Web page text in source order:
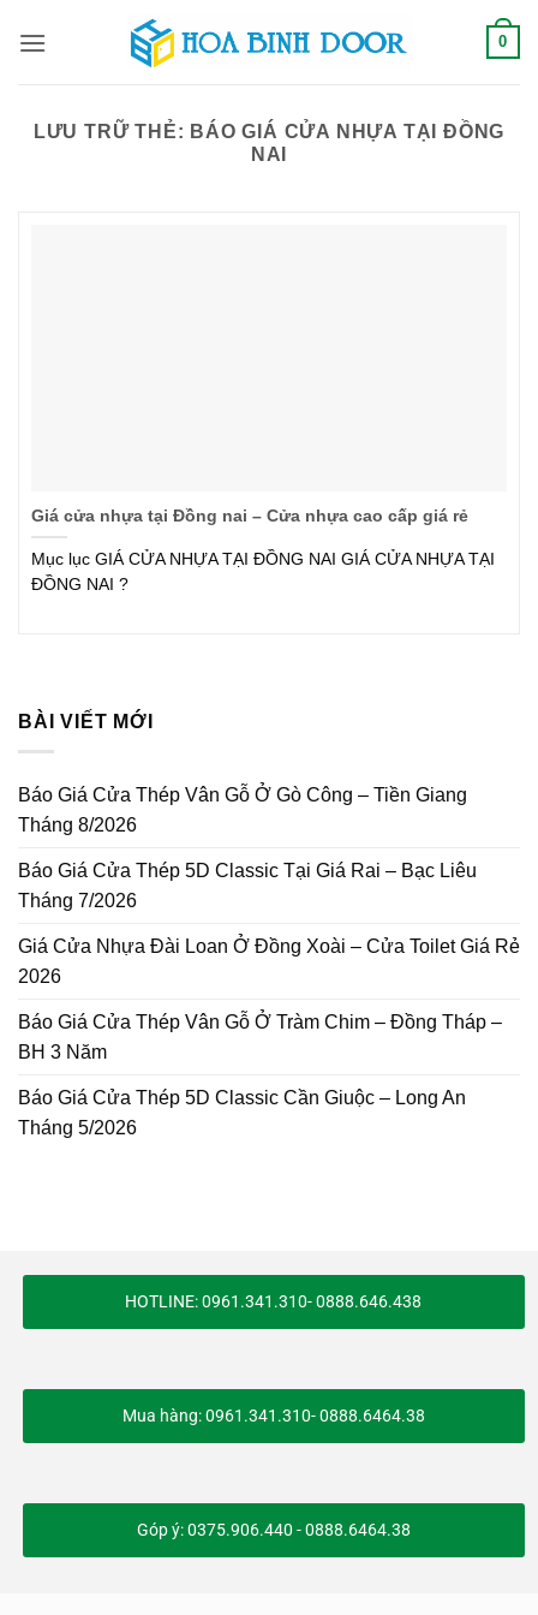
qua
0
LƯU TRỮ THẺ: BÁO GIÁ CỬA NHỰA TẠI ĐỒNG
NAI
Giá cửa nhựa tại Đồng nai – Cửa nhựa cao cấp giá rẻ
Mục lục GIÁ CỬA NHỰA TẠI ĐỒNG NAI GIÁ CỬA NHỰA TẠI
ĐỒNG NAI ?
BÀI VIẾT MỚI
Báo Giá Cửa Thép Vân Gỗ Ở Gò Công – Tiền Giang
Tháng 8/2026
Báo Giá Cửa Thép 5D Classic Tại Giá Rai – Bạc Liêu
Tháng 7/2026
Giá Cửa Nhựa Đài Loan Ở Đồng Xoài – Cửa Toilet Giá Rẻ
2026
Báo Giá Cửa Thép Vân Gỗ Ở Tràm Chim – Đồng Tháp –
BH 3 Năm
Báo Giá Cửa Thép 5D Classic Cần Giuộc – Long An
Tháng 5/2026
HOTLINE: 0961.341.310- 0888.646.438
Mua hàng: 0961.341.310- 0888.6464.38
Góp ý: 0375.906.440 - 0888.6464.38